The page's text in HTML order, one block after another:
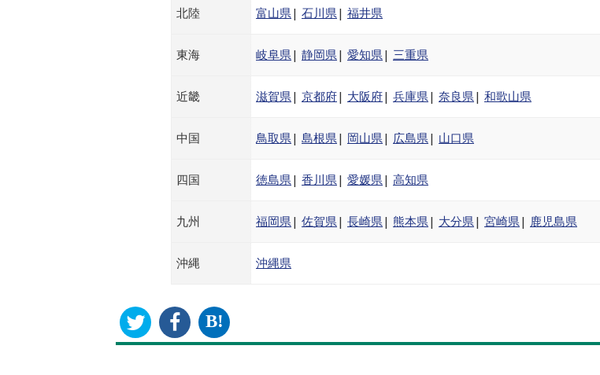
北陸 富山県| 石川県| 福井県
東海 岐阜県| 静岡県| 愛知県| 三重県
近畿 滋賀県| 京都府| 大阪府| 兵庫県| 奈良県| 和歌山県
中国 鳥取県| 島根県| 岡山県| 広島県| 山口県
四国 徳島県| 香川県| 愛媛県| 高知県
九州 福岡県| 佐賀県| 長崎県| 熊本県| 大分県| 宮崎県| 鹿児島県
沖縄 沖縄県
B!